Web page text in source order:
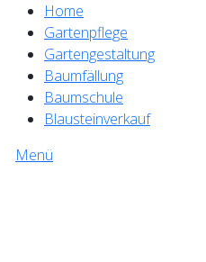
Home
Gartenpflege
Gartengestaltung
Baumfällung
Baumschule
Blausteinverkauf
Menü